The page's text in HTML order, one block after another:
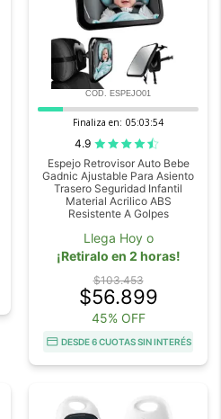
COD. ESPEJO01
Finaliza en: 05:03:54
4.9
Espejo Retrovisor Auto Bebe
Gadnic Ajustable Para Asiento
Trasero Seguridad Infantil
Material Acrilico ABS
Resistente A Golpes
Llega Hoy o
¡Retiralo en 2 horas!
$103.453
$56.899
45% OFF
DESDE 6 CUOTAS SIN INTERÉS